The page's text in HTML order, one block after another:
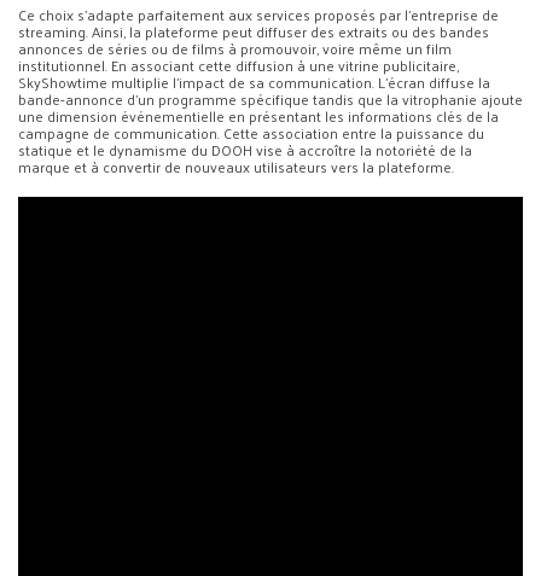
Ce choix s’adapte parfaitement aux services proposés par l’entreprise de
streaming. Ainsi, la plateforme peut diffuser des extraits ou des bandes
annonces de séries ou de films à promouvoir, voire même un film
institutionnel. En associant cette diffusion à une vitrine publicitaire,
SkyShowtime multiplie l’impact de sa communication. L’écran diffuse la
bande-annonce d’un programme spécifique tandis que la vitrophanie ajoute
une dimension événementielle en présentant les informations clés de la
campagne de communication. Cette association entre la puissance du
statique et le dynamisme du DOOH vise à accroître la notoriété de la
marque et à convertir de nouveaux utilisateurs vers la plateforme.